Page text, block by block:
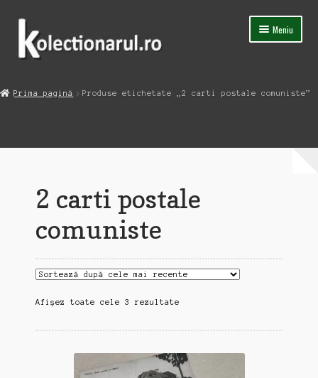
Sari
navigare
Sari
conținut
Meniu
Contact
Prima pagină Produse etichetate „2 carti postale comuniste”
2 carti postale
comuniste
Afișez toate cele 3 rezultateSortat
cele
recente